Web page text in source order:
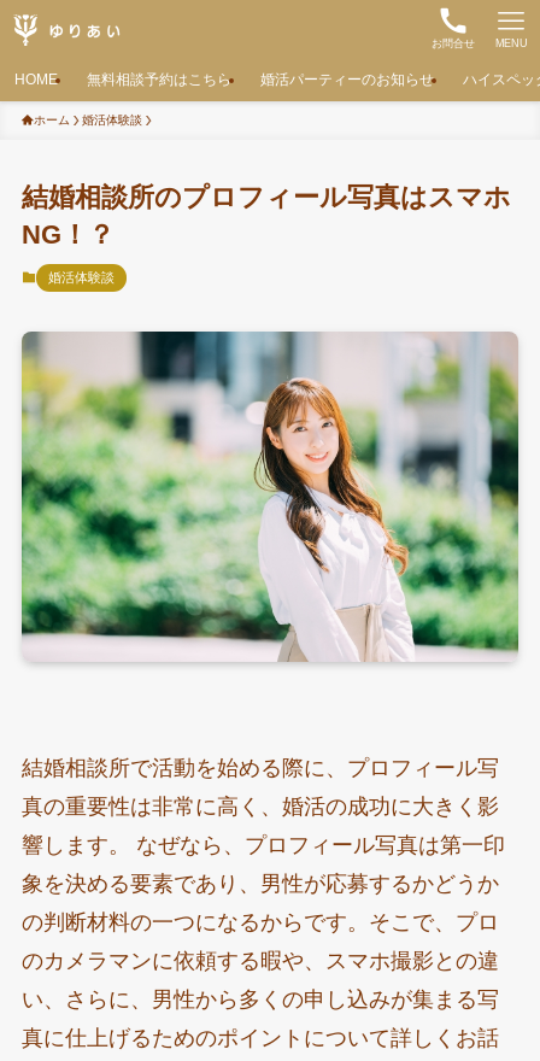
お問合せ MENU
HOME 無料相談予約はこちら 婚活パーティーのお知らせ ハイスペッ
ホーム 婚活体験談
結婚相談所のプロフィール写真はスマホ
NG！？
婚活体験談
結婚相談所で活動を始める際に、プロフィール写
真の重要性は非常に高く、婚活の成功に大きく影
響します。 なぜなら、プロフィール写真は第一印
象を決める要素であり、男性が応募するかどうか
の判断材料の一つになるからです。そこで、プロ
のカメラマンに依頼する暇や、スマホ撮影との違
い、さらに、男性から多くの申し込みが集まる写
真に仕上げるためのポイントについて詳しくお話